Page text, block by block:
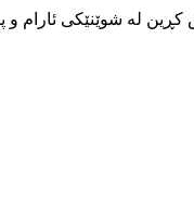
لە شوێنێکی ئارام و